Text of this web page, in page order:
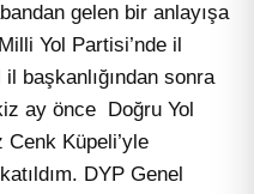
gelen bir anlayışa
Yol Partisi’nde il
başkanlığından sonra
ay önce Doğru Yol
Cenk Küpeli’yle
DYP Genel